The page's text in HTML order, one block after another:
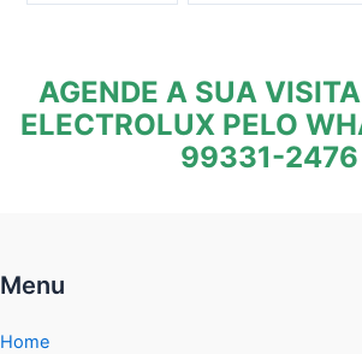
AGENDE A SUA
ELECTROLUX PELO
99331-2476
Menu
Home